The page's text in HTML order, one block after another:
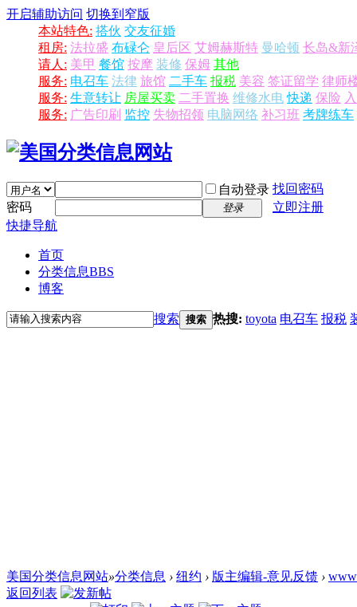
开启辅助访问 切换到窄版
本站特色: 搭伙 交友征婚
租房: 法拉盛 布碌仑 皇后区 艾姆赫斯特 曼哈顿 长岛&新
请人: 美甲 餐馆 按摩 装修 保姆 其他
服务: 电召车 法律 旅馆 二手车 报税 美容 签证留学 律师
服务: 生意转让 房屋买卖 二手置换 维修水电 快递 保险
服务: 广告印刷 监控 失物招领 电脑网络 补习班 考牌练车
自动登录 找回密码
密码
登录
立即注册
快捷导航
首页
分类信息BBS
博客
搜索 搜索 热搜: toyota 电召车 报税
美国分类信息网站»分类信息 › 纽约 › 版主编辑-意见反馈 ›
返回列表